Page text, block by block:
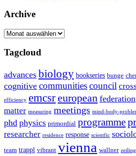
Archive
Archive
Tagcloud
advances biology bookseries bunge
cognitive communitiescouncil
efficiency emcsreuropean federation
matter measuring meetings mind-body-
phd physics primordial programme
researcher residence response scientfic
team trappl vibrant vienna wallner